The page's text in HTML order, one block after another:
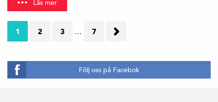
Läs mer
1 2 3 … 7
Nästa
Följ oss på Facebok